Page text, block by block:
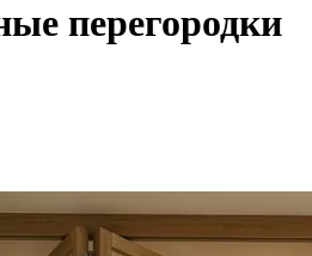
перегородки